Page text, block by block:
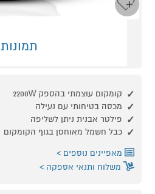
תמונות
קומקום עוצמתי בהספק 2200W
מכסה בטיחותי עם נעילה
פילטר אבנית ניתן לשליפה
כבל חשמל מאוחסן בגוף הקומקום
מאפיינים נוספים
משלוח ותנאי אספקה